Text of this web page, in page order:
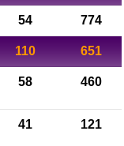
54 774
110 651
58 460
41 121